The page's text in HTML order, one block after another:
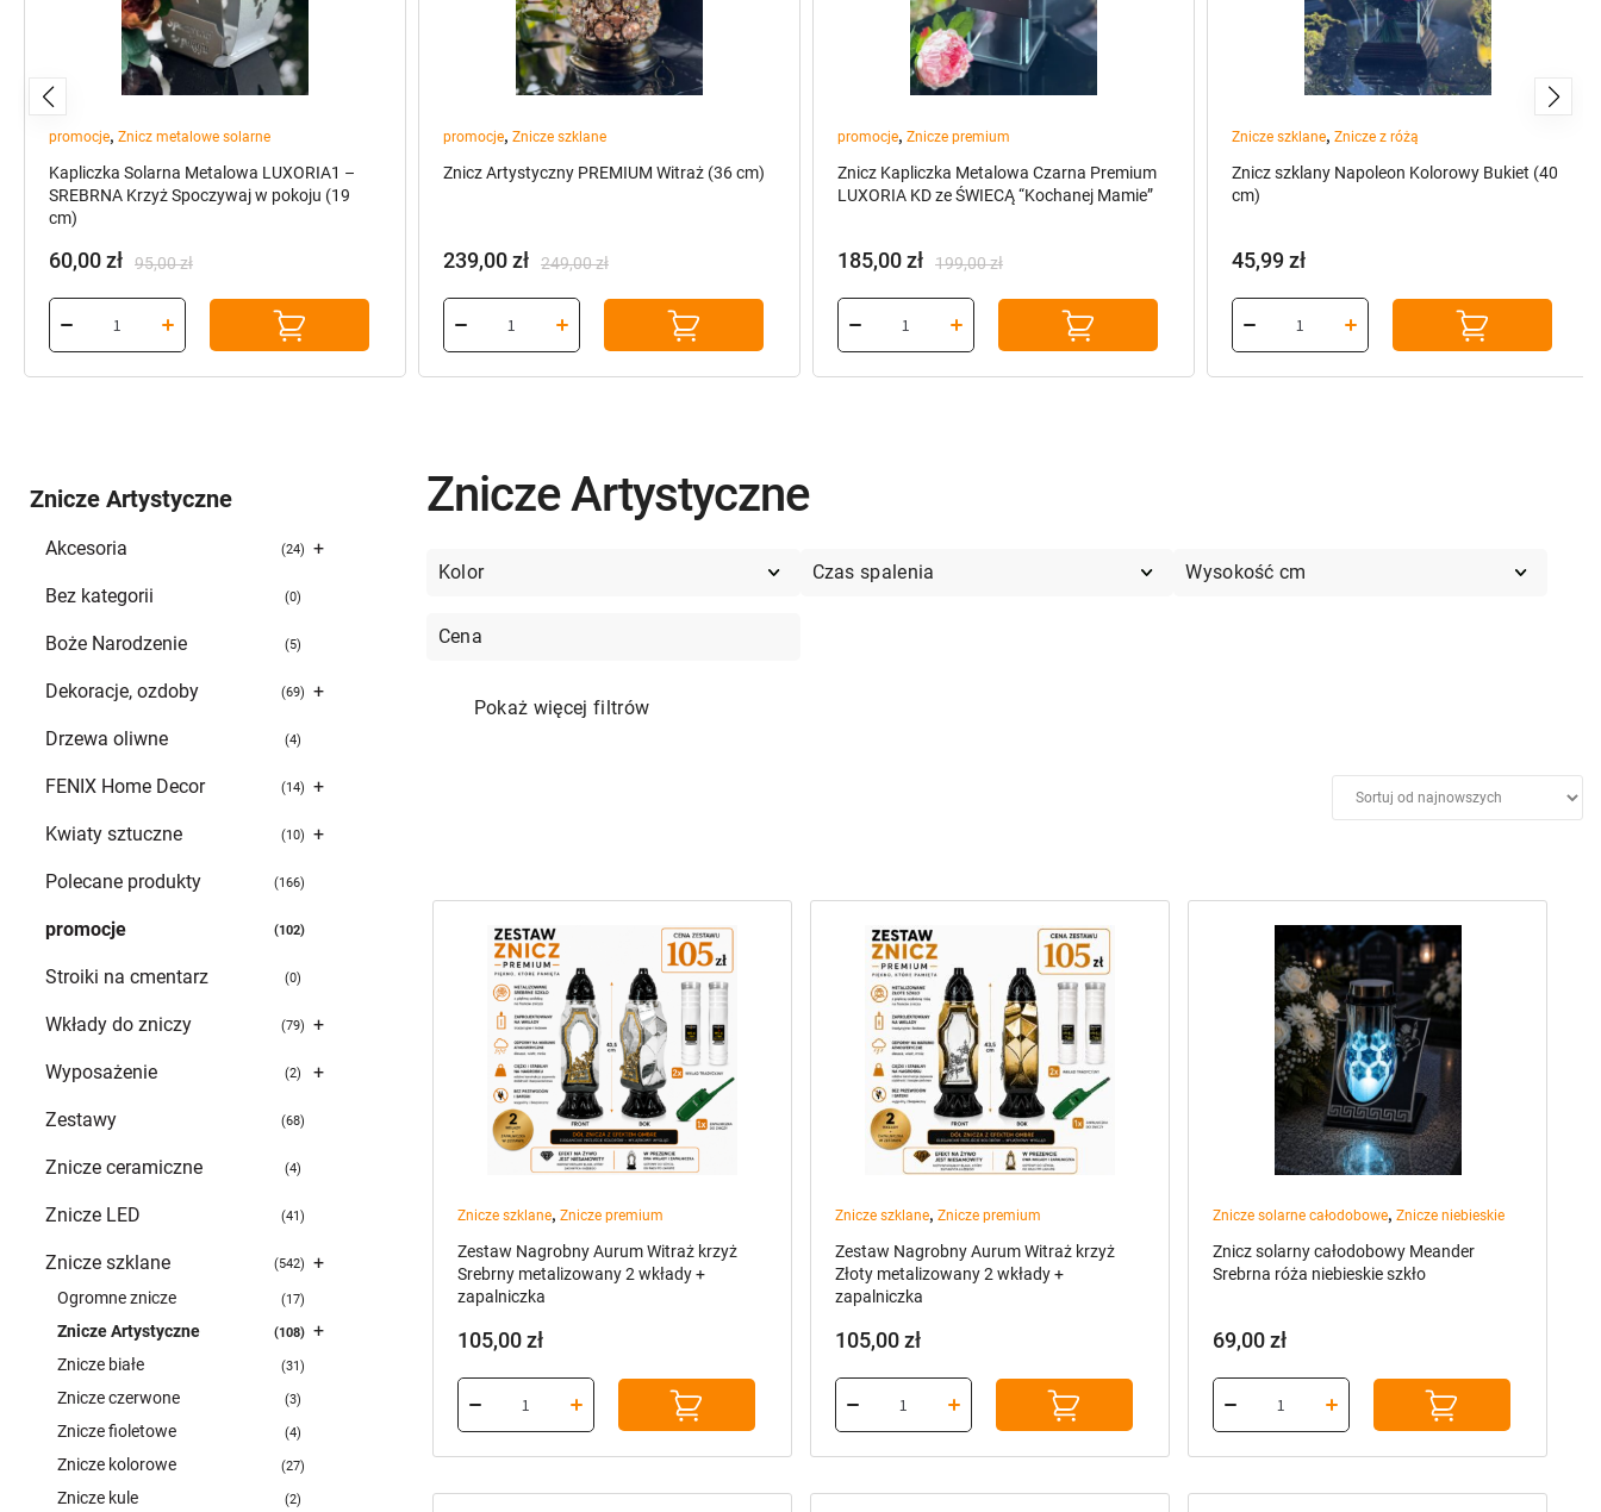
promocje, Znicz metalowe solarne
Kapliczka Solarna Metalowa LUXORIA1 –
SREBRNA Krzyż Spoczywaj w pokoju (19
cm)
95,00zł
60,00zł
promocje, Znicze szklane
Znicz Artystyczny PREMIUM Witraż (36 cm)
249,00zł
239,00zł
promocje, Znicze premium
Znicz Kapliczka Metalowa Czarna Premium
LUXORIA KD ze ŚWIECĄ “Kochanej Mamie”
199,00zł
185,00zł
Znicze szklane, Znicze z różą
Znicz szklany Napoleon Kolorowy Bukiet (40
cm)
45,99zł
Znicze Artystyczne
Kolor Czas spalenia Wysokość cm
Cena
Pokaż więcej filtrów
Znicze szklane, Znicze premium
Zestaw Nagrobny Aurum Witraż krzyż
Srebrny metalizowany 2 wkłady +
zapalniczka
105,00zł
Znicze szklane, Znicze premium
Zestaw Nagrobny Aurum Witraż krzyż
Złoty metalizowany 2 wkłady +
zapalniczka
105,00zł
Znicze solarne całodobowe,Znicze niebieskie
Znicz solarny całodobowy Meander
Srebrna róża niebieskie szkło
69,00zł
Znicze Artystyczne
+
Akcesoria 24
Bez kategorii 0
Boże Narodzenie 5
+
Dekoracje, ozdoby 69
Drzewa oliwne 4
+
FENIX Home Decor 14
+
Kwiaty sztuczne 10
Polecane produkty 166
promocje 102
Stroiki na cmentarz 0
+
Wkłady do zniczy 79
+
Wyposażenie 2
Zestawy 68
Znicze ceramiczne 4
Znicze LED 41
+
Znicze szklane 542
Ogromne znicze 17
+
Znicze Artystyczne 108
Znicze białe 31
Znicze czerwone 3
Znicze fioletowe 4
Znicze kolorowe 27
Znicze kule 2